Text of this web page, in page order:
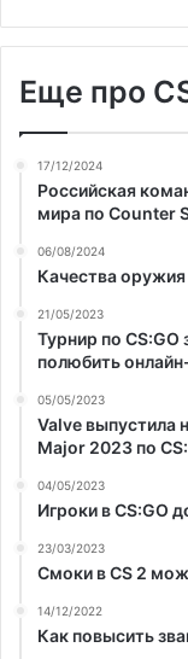
Еще про
17/12/2024
Российская
мира по Counter
06/08/2024
Качества оружия
21/05/2023
Турнир по
полюбить
05/05/2023
Valve выпустила
Major 2023 по
04/05/2023
Игроки в CS:GO
23/03/2023
Смоки в CS 2
14/12/2022
Как повысить